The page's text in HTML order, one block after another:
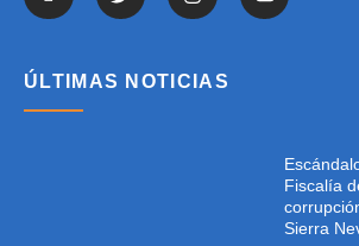
ÚLTIMAS NOTICIAS
Fiscalía
Sierra